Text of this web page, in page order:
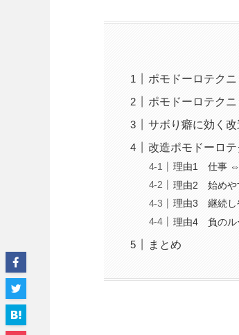
ポモドーロテク
ポモドーロテク
サボり癖に効く
改造ポモドーロ
理由1 仕事 ⇔
理由2 始めや
理由3 継続し
理由4 負のル
まとめ